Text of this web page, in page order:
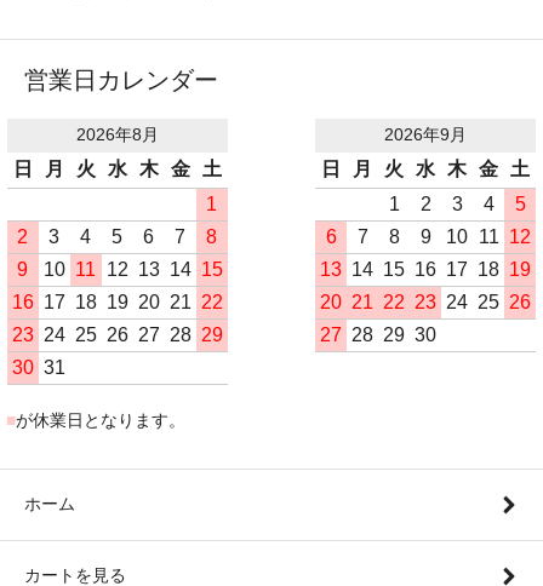
営業日カレンダー
2026年8月
日 月 火 水 木 金
土
1
2
3 4 5 6 7
8
9
10 11 12 13 14 15
16 17 18 19 20 21 22
23 24 25 26 27 28 29
30 31
2026年9月
日 月 火 水 木 金
土
1
2 3 4
5
6
7 8 9 10 11 12
13 14 15 16 17 18 19
20 21 22 23 24 25 26
27 28 29 30
■が休業日となります。
ホーム
カートを見る